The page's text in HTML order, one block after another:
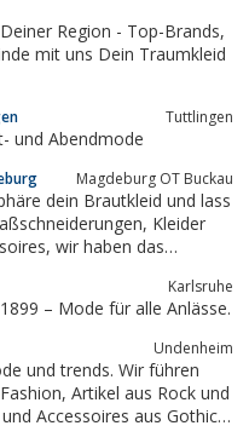
Region - Top-Brands,
Tuttlingen
und Abendmode
Magdeburg OT Buckau
dein Brautkleid und lass
Kleider
das
Karlsruhe
– Mode für alle Anlässe.
Undenheim
und trends. Wir führen